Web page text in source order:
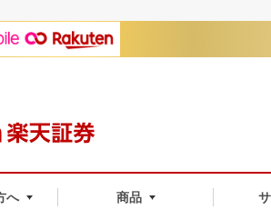
へ 商品